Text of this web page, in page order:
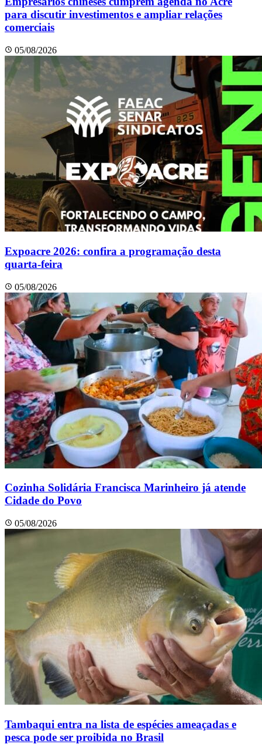
para discutir investimentos e ampliar relações
comerciais
05/08/2026
Expoacre 2026: confira a programação desta
quarta-feira
05/08/2026
Cozinha Solidária Francisca Marinheiro já atende
Cidade do Povo
05/08/2026
Tambaqui entra na lista de espécies ameaçadas e
pesca pode ser proibida no Brasil